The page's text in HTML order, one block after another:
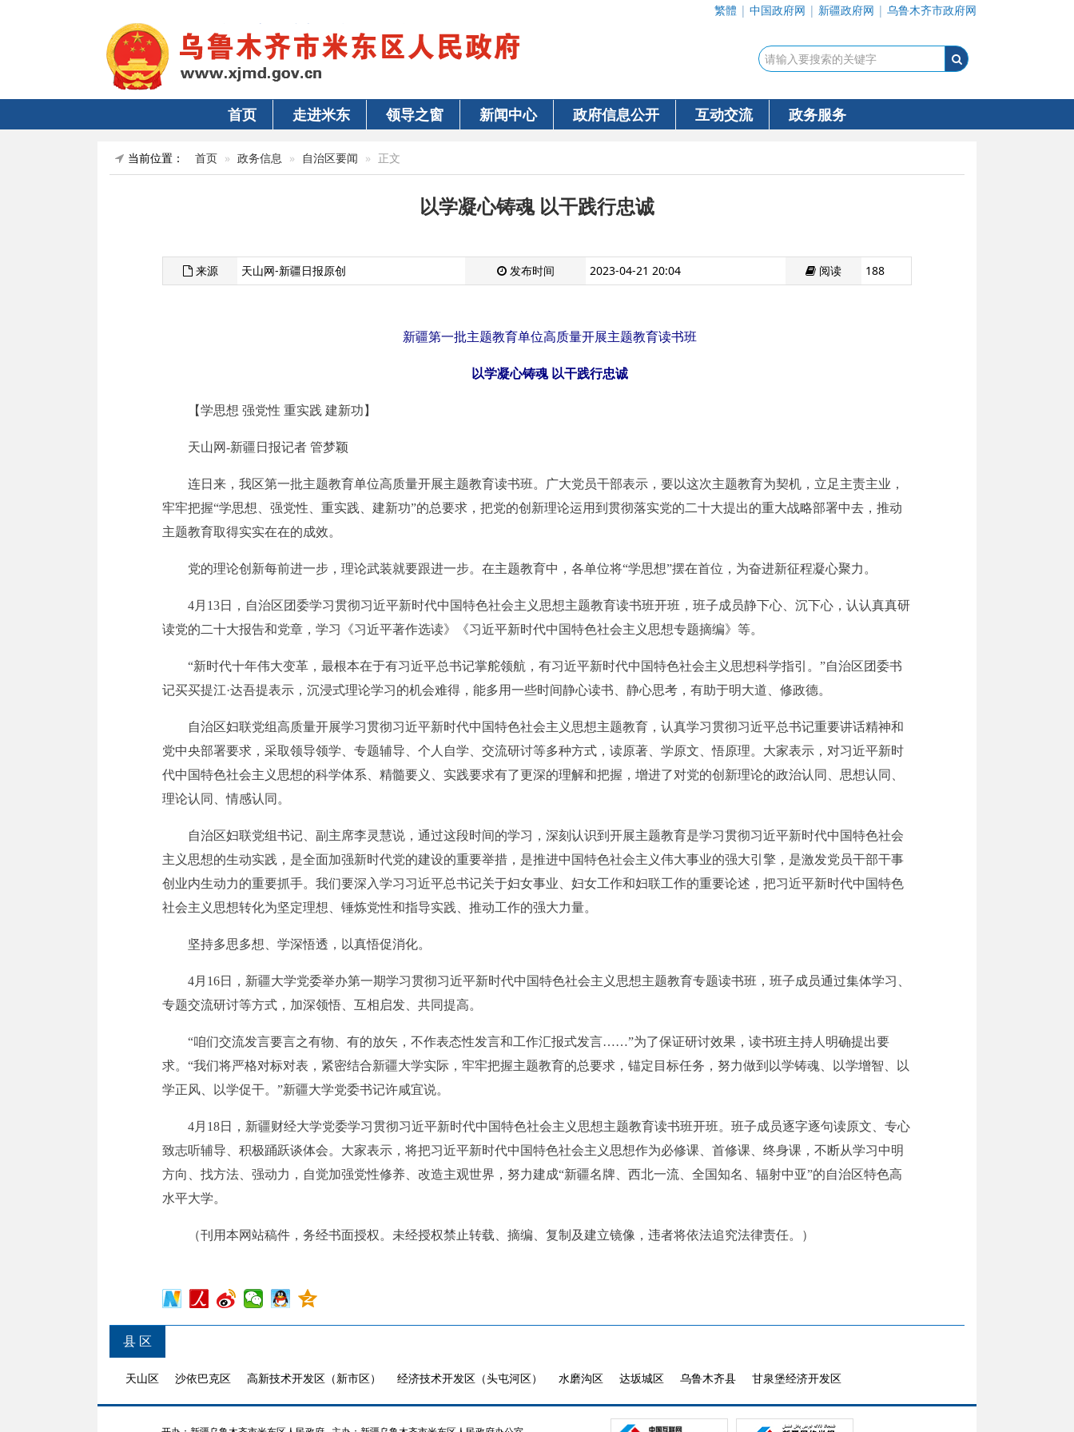
繁體 | 中国政府网 | 新疆政府网 | 乌鲁木齐市政府网
首页 走进米东 领导之窗 新闻中心 政府信息公开 互动交流 政务服务
当前位置： 首页 政务信息 自治区要闻 正文
以学凝心铸魂 以干践行忠诚
来源 天山网-新疆日报原创 发布时间 2023-04-21 20:04 阅读 188
新疆第一批主题教育单位高质量开展主题教育读书班
以学凝心铸魂 以干践行忠诚
【学思想 强党性 重实践 建新功】
天山网-新疆日报记者 管梦颖
连日来，我区第一批主题教育单位高质量开展主题教育读书班。广大党员干部表示，要以这次主题教育为契机，立足主责主业，
牢牢把握“学思想、强党性、重实践、建新功”的总要求，把党的创新理论运用到贯彻落实党的二十大提出的重大战略部署中去，推动
主题教育取得实实在在的成效。
党的理论创新每前进一步，理论武装就要跟进一步。在主题教育中，各单位将“学思想”摆在首位，为奋进新征程凝心聚力。
4月13日，自治区团委学习贯彻习近平新时代中国特色社会主义思想主题教育读书班开班，班子成员静下心、沉下心，认认真真研
读党的二十大报告和党章，学习《习近平著作选读》《习近平新时代中国特色社会主义思想专题摘编》等。
“新时代十年伟大变革，最根本在于有习近平总书记掌舵领航，有习近平新时代中国特色社会主义思想科学指引。”自治区团委书
记买买提江·达吾提表示，沉浸式理论学习的机会难得，能多用一些时间静心读书、静心思考，有助于明大道、修政德。
自治区妇联党组高质量开展学习贯彻习近平新时代中国特色社会主义思想主题教育，认真学习贯彻习近平总书记重要讲话精神和
党中央部署要求，采取领导领学、专题辅导、个人自学、交流研讨等多种方式，读原著、学原文、悟原理。大家表示，对习近平新时
代中国特色社会主义思想的科学体系、精髓要义、实践要求有了更深的理解和把握，增进了对党的创新理论的政治认同、思想认同、
理论认同、情感认同。
自治区妇联党组书记、副主席李灵慧说，通过这段时间的学习，深刻认识到开展主题教育是学习贯彻习近平新时代中国特色社会
主义思想的生动实践，是全面加强新时代党的建设的重要举措，是推进中国特色社会主义伟大事业的强大引擎，是激发党员干部干事
创业内生动力的重要抓手。我们要深入学习习近平总书记关于妇女事业、妇女工作和妇联工作的重要论述，把习近平新时代中国特色
社会主义思想转化为坚定理想、锤炼党性和指导实践、推动工作的强大力量。
坚持多思多想、学深悟透，以真悟促消化。
4月16日，新疆大学党委举办第一期学习贯彻习近平新时代中国特色社会主义思想主题教育专题读书班，班子成员通过集体学习、
专题交流研讨等方式，加深领悟、互相启发、共同提高。
“咱们交流发言要言之有物、有的放矢，不作表态性发言和工作汇报式发言……”为了保证研讨效果，读书班主持人明确提出要
求。“我们将严格对标对表，紧密结合新疆大学实际，牢牢把握主题教育的总要求，锚定目标任务，努力做到以学铸魂、以学增智、以
学正风、以学促干。”新疆大学党委书记许咸宜说。
4月18日，新疆财经大学党委学习贯彻习近平新时代中国特色社会主义思想主题教育读书班开班。班子成员逐字逐句读原文、专心
致志听辅导、积极踊跃谈体会。大家表示，将把习近平新时代中国特色社会主义思想作为必修课、首修课、终身课，不断从学习中明
方向、找方法、强动力，自觉加强党性修养、改造主观世界，努力建成“新疆名牌、西北一流、全国知名、辐射中亚”的自治区特色高
水平大学。
（刊用本网站稿件，务经书面授权。未经授权禁止转载、摘编、复制及建立镜像，违者将依法追究法律责任。）
县 区
天山区 沙依巴克区 高新技术开发区（新市区） 经济技术开发区（头屯河区） 水磨沟区 达坂城区 乌鲁木齐县 甘泉堡经济开发区